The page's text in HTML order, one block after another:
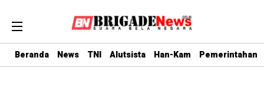
Beranda News TNI Alutsista Han-Kam Pemerintahan